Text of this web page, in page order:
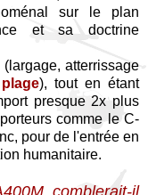
sur le plan
et sa doctrine
atterrissage
), tout en étant
presque 2x plus
comme le C-
pour de l'entrée en
humanitaire.
comblerait-il